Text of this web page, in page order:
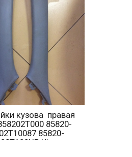
кузова правая
85820-
85820-
Kia